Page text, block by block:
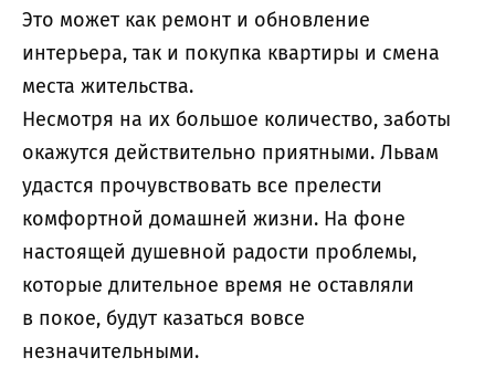
Это может как ремонт и обновление
интерьера, так и покупка квартиры и смена
места жительства.
Несмотря на их большое количество, заботы
окажутся действительно приятными. Львам
удастся прочувствовать все прелести
комфортной домашней жизни. На фоне
настоящей душевной радости проблемы,
которые длительное время не оставляли
в покое, будут казаться вовсе
незначительными.